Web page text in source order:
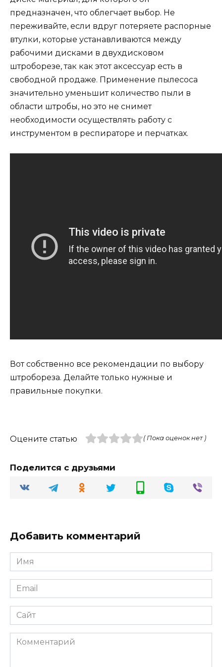
предназначен, что облегчает выбор. Не
переживайте, если вдруг потеряете распорные
втулки, которые устанавливаются между
рабочими дисками в двухдисковом
штроборезе, так как этот аксессуар есть в
свободной продаже. Применение пылесоса
значительно уменьшит количество пыли в
области штробы, но это не снимет
необходимости осуществлять работу с
инструментом в респираторе и перчатках.
Вот собственно все рекомендации по выбору
штробореза. Делайте только нужные и
правильные покупки.
Оцените статью ( Пока оценок нет )
Поделится с друзьями
Добавить комментарий
Имя
Email
Сайт
Комментарий